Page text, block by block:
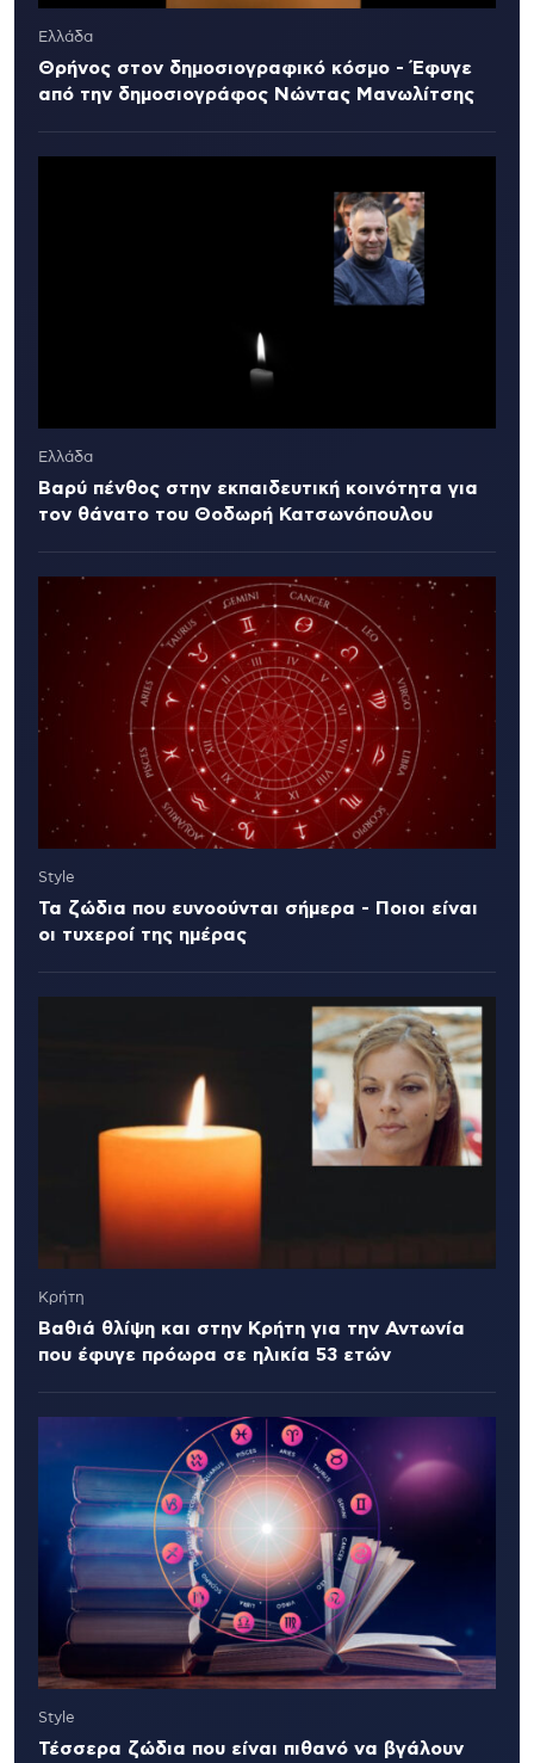
Ελλάδα
Θρήνος στον δημοσιογραφικό κόσμο - Έφυγε
από την δημοσιογράφος Νώντας Μανωλίτσης
Ελλάδα
Βαρύ πένθος στην εκπαιδευτική κοινότητα για
τον θάνατο του Θοδωρή Κατσωνόπουλου
Style
Τα ζώδια που ευνοούνται σήμερα - Ποιοι είναι
οι τυχεροί της ημέρας
Κρήτη
Βαθιά θλίψη και στην Κρήτη για την Αντωνία
που έφυγε πρόωρα σε ηλικία 53 ετών
Style
Τέσσερα ζώδια που είναι πιθανό να βγάλουν